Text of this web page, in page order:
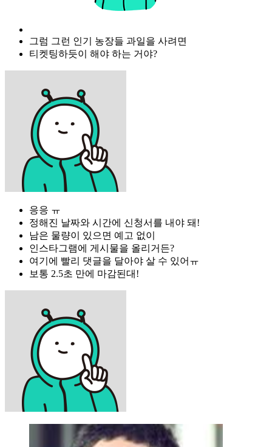
그럼 그런 인기 농장들 과일을 사려면
티켓팅하듯이 해야 하는 거야?
응응 ㅠ
정해진 날짜와 시간에 신청서를 내야 돼!
남은 물량이 있으면 예고 없이
인스타그램에 게시물을 올리거든?
여기에 빨리 댓글을 달아야 살 수 있어ㅠ
보통 2.5초 만에 마감된대!